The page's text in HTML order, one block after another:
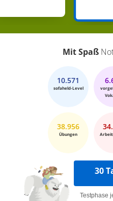
Mit Spaß
10.571
sofaheld-Level
38.956
Übungen
30
Testphase